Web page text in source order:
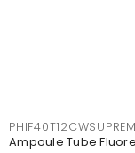
Ampoule Tube